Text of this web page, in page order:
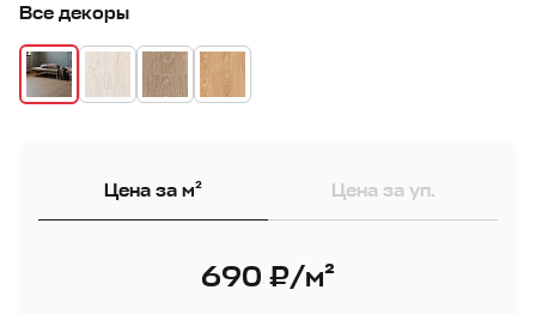
Все декоры
Цена за м² Цена за уп.
690 ₽/м²